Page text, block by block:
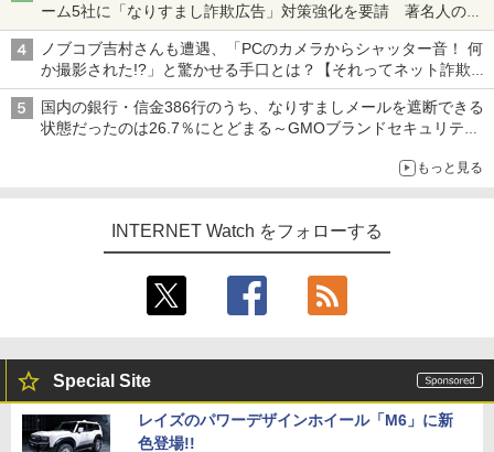
ーム5社に「なりすまし詐欺広告」対策強化を要請 著名人の写
真や映像を使った投資詐欺などへの対策として
ノブコブ吉村さんも遭遇、「PCのカメラからシャッター音！ 何
か撮影された!?」と驚かせる手口とは？【それってネット詐欺で
すよ！】
国内の銀行・信金386行のうち、なりすましメールを遮断できる
状態だったのは26.7％にとどまる～GMOブランドセキュリティ
もっと見る
INTERNET Watch をフォローする
Special Site
レイズのパワーデザインホイール「M6」に新
色登場!!